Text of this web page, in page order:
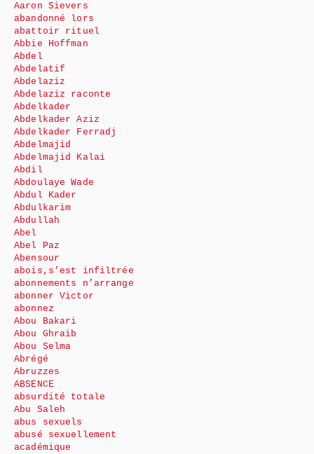
Aaron Sievers
abandonné lors
abattoir rituel
Abbie Hoffman
Abdel
Abdelatif
Abdelaziz
Abdelaziz raconte
Abdelkader
Abdelkader Aziz
Abdelkader Ferradj
Abdelmajid
Abdelmajid Kalai
Abdil
Abdoulaye Wade
Abdul Kader
Abdulkarim
Abdullah
Abel
Abel Paz
Abensour
abois,s’est infiltrée
abonnements n’arrange
abonner Victor
abonnez
Abou Bakari
Abou Ghraib
Abou Selma
Abrégé
Abruzzes
ABSENCE
absurdité totale
Abu Saleh
abus sexuels
abusé sexuellement
académique